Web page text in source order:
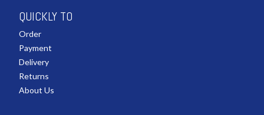
QUICKLY TO
Order
Payment
Delivery
Returns
About Us